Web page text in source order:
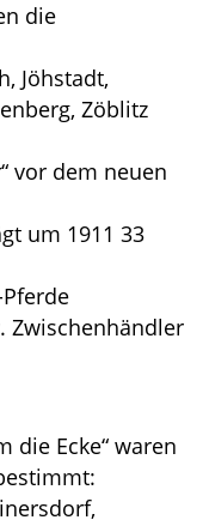
die
Jöhstadt,
Zöblitz
vor dem neuen
um 1911 33
Zwischenhändler
die Ecke“ waren